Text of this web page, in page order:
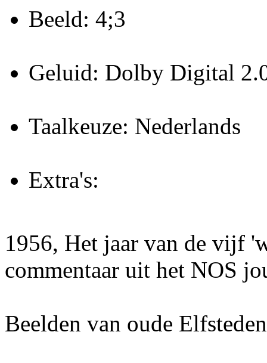
Beeld: 4;3
Geluid: Dolby Digital
Taalkeuze: Nederlands
Extra's:
1956, Het jaar van de vijf
commentaar uit het NOS
Beelden van oude